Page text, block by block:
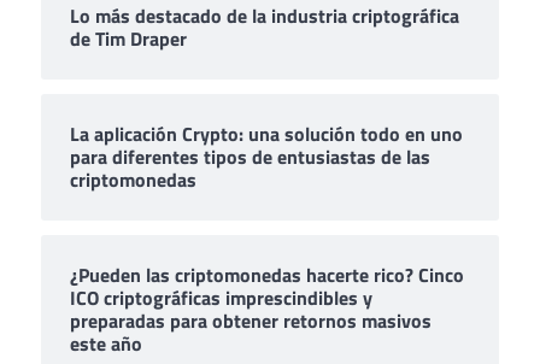
Lo más destacado de la industria criptográfica
de Tim Draper
La aplicación Crypto: una solución todo en uno
para diferentes tipos de entusiastas de las
criptomonedas
¿Pueden las criptomonedas hacerte rico? Cinco
ICO criptográficas imprescindibles y
preparadas para obtener retornos masivos
este año